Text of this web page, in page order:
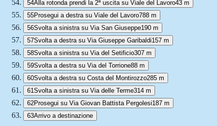
54Alla rotonda prendi la 2ª uscita su Viale del Lavoro43 m
55Prosegui a destra su Viale del Lavoro788 m
56Svolta a sinistra su Via San Giuseppe190 m
57Svolta a destra su Via Giuseppe Garibaldi157 m
58Svolta a sinistra su Via del Setificio307 m
59Svolta a destra su Via del Torrione88 m
60Svolta a destra su Costa del Montirozzo285 m
61Svolta a sinistra su Via delle Terme314 m
62Prosegui su Via Giovan Battista Pergolesi187 m
63Arrivo a destinazione